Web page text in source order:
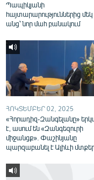
English
Русский
ՀԵՏԵՎԵՔ ՄԵԶ
«Ազատության»
Պապիկյանի
հայտարարություններից մեկ
անց՝ նոր մահ բանակում
ՀՈԿՏԵՄԲԵՐ 02, 2025
«Հորադիզ-Զանգելանը»
է, ասում են «Զանգեզուրի
միջանցք». Փաշինյանը
պարզաբանել է Ալիևի